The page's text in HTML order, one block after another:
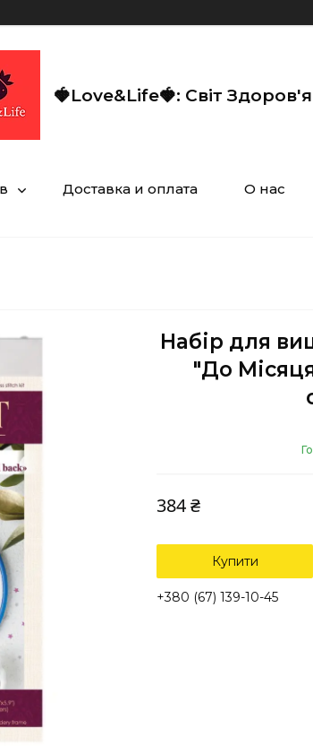
🍓Love&Life🍓: Світ
Доставка и оплата О нас
Набір для
"До
384 ₴
Купити
+380 (67) 139-10-45